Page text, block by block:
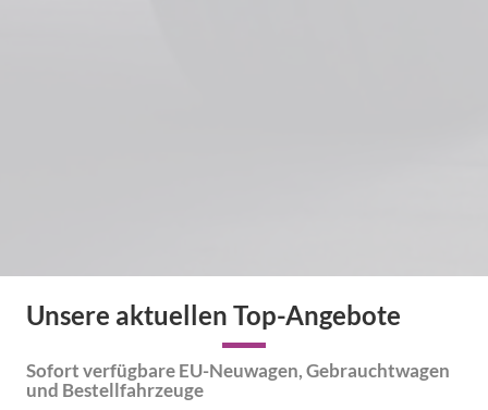
Unsere aktuellen Top-Angebote
Sofort verfügbare EU-Neuwagen,Gebrauchtwagen
und Bestellfahrzeuge